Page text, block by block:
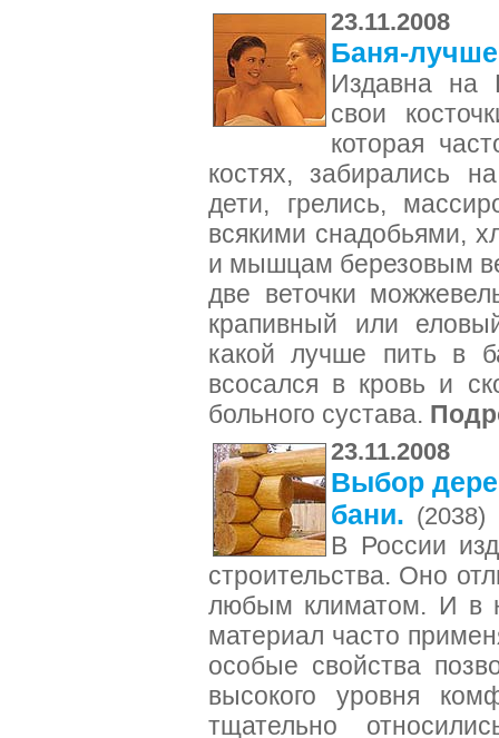
23.11.2008
Баня-
Издавна на
свои
которая
костях, забирались
дети, грелись,
всякими снадобьями,
и мышцам березовым
две веточки
крапивный или
какой лучше пить в
всосался в кровь и
больного сустава.
23.11.2008
Выбор
бани. (2038)
В России
строительства. Оно
любым климатом. И в
материал часто
особые свойства
высокого уровня
тщательно